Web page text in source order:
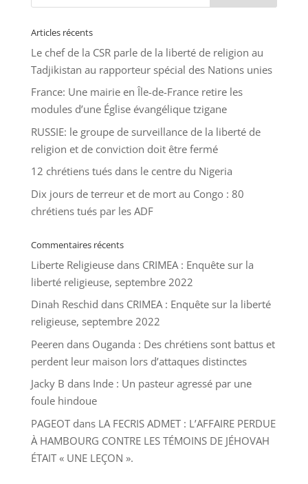
Articles récents
Le chef de la CSR parle de la liberté de religion au
Tadjikistan au rapporteur spécial des Nations unies
France: Une mairie en Île-de-France retire les
modules d’une Église évangélique tzigane
RUSSIE: le groupe de surveillance de la liberté de
religion et de conviction doit être fermé
12 chrétiens tués dans le centre du Nigeria
Dix jours de terreur et de mort au Congo : 80
chrétiens tués par les ADF
Commentaires récents
Liberte Religieusedans CRIMEA : Enquête sur la
liberté religieuse, septembre 2022
Dinah Reschid dans CRIMEA : Enquête sur la liberté
religieuse, septembre 2022
Peeren dans Ouganda : Des chrétiens sont battus et
perdent leur maison lors d’attaques distinctes
Jacky B dans Inde : Un pasteur agressé par une
foule hindoue
PAGEOTdans LA FECRIS ADMET : L’AFFAIRE PERDUE
À HAMBOURG CONTRE LES TÉMOINS DE JÉHOVAH
ÉTAIT « UNE LEÇON ».